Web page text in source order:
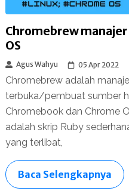
Chromebrew
OS
Agus Wahyu 05 Apr 2022
Chromebrew adalah
terbuka/pembuat sumber
Chromebook dan Chrome
adalah skrip Ruby
yang terlibat,
Baca Selengkapnya